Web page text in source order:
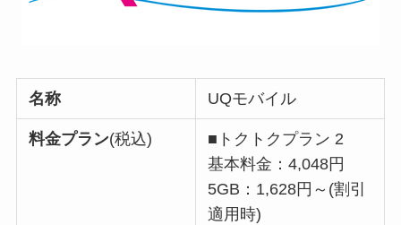
名称 UQモバイル
料金プラン(税込)
■トクトクプラン 2
基本料金：4,048円
5GB：1,628円～(割引
適用時)